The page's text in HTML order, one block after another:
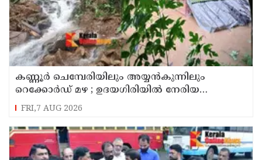
കണ്ണൂർ ചെമ്പേരിയിലും അയ്യൻകുന്നിലും
റെക്കോർഡ് മഴ ; ഉദയഗിരിയിൽ നേരിയ
ഉരുൾപൊട്ടൽ; 13 പേരെ ക്യാമ്പിലേക്ക് മാറ്റി
FRI,7 AUG 2026